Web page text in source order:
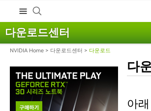
다운로드센터
NVIDIA Home > 다운로드센터 > 다운로드
다
아